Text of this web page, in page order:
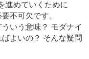
進めていくために
不可欠です。
いう意味？ モダナイ
よいの？ そんな疑問